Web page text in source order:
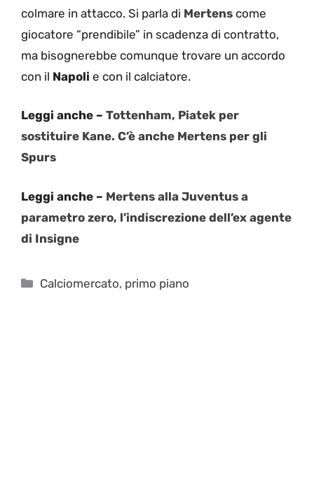
colmare in attacco. Si parla di Mertens come
giocatore “prendibile” in scadenza di contratto,
ma bisognerebbe comunque trovare un accordo
con il Napoli e con il calciatore.
Leggi anche – Tottenham, Piatek per
sostituire Kane. C’è anche Mertens per gli
Spurs
Leggi anche – Mertens alla Juventus a
parametro zero, l’indiscrezione dell’ex agente
di Insigne
Categorie
Calciomercato, primo piano